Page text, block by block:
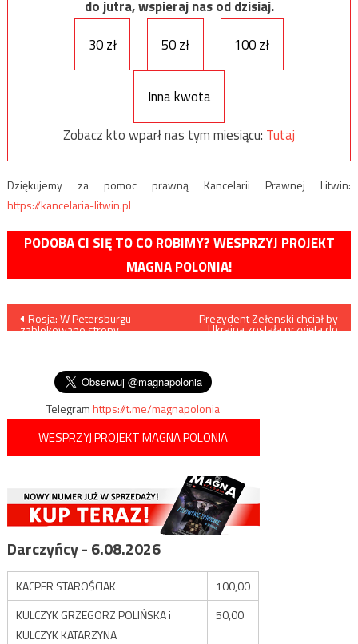
do jutra, wspieraj nas od dzisiaj.
30 zł
50 zł 100 zł
Inna kwota
Zobacz kto wparł nas tym miesiącu: Tutaj
Dziękujemy za pomoc prawną Kancelarii Prawnej Litwin:
https://kancelaria-litwin.pl
PODOBA CI SIĘ TO CO ROBIMY? WESPRZYJ PROJEKT
MAGNA POLONIA!
Nawigacja
Rosja: W Petersburgu
zablokowano strony
Prezydent Zełenski chciał by
Ukraina została przyjęta do
Telegramhttps://t.me/magnapolonia
WESPRZYJ PROJEKT MAGNA POLONIA
Darczyńcy - 6.08.2026
KACPER STAROŚCIAK
100,00
KULCZYK GRZEGORZ POLIŃSKA i
KULCZYK KATARZYNA
50,00